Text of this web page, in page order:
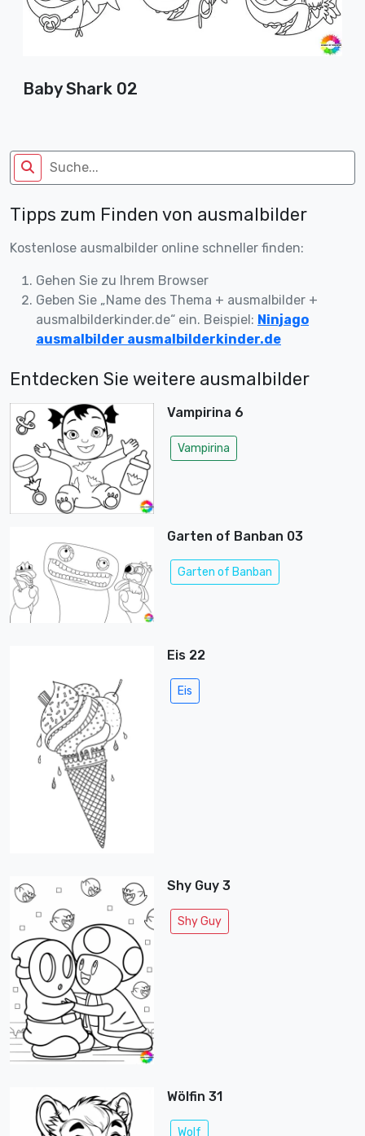
Baby Shark 02
Tipps zum Finden von ausmalbilder
Kostenlose ausmalbilder online schneller finden:
Gehen Sie zu Ihrem Browser
Geben Sie „Name des Thema + ausmalbilder +
ausmalbilderkinder.de“ ein. Beispiel: Ninjago
ausmalbilder ausmalbilderkinder.de
Entdecken Sie weitere ausmalbilder
Vampirina 6
Vampirina
Garten of Banban 03
Garten of Banban
Eis 22
Eis
Shy Guy 3
Shy Guy
Wölfin 31
Wolf